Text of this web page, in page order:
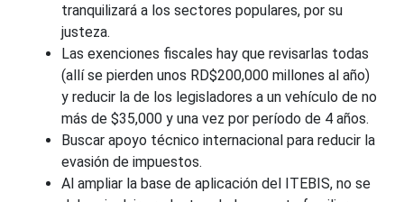
tranquilizará a los sectores populares, por su
justeza.
Las exenciones fiscales hay que revisarlas todas
(allí se pierden unos RD$200,000 millones al año)
y reducir la de los legisladores a un vehículo de no
más de $35,000 y una vez por período de 4 años.
Buscar apoyo técnico internacional para reducir la
evasión de impuestos.
Al ampliar la base de aplicación del ITEBIS, no se